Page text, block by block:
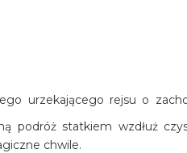
urzekającego rejsu o
podróż statkiem wzdłuż
chwile.